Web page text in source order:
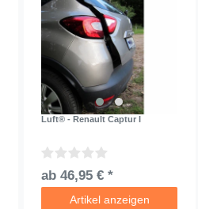
Luft® - Renault Captur I
ab 46,95 € *
Artikel anzeigen